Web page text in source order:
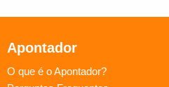
Apontador
O que é o Apontador?